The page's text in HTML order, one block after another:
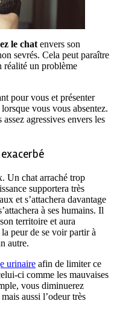
le chat envers son
sevrés. Cela peut paraître
réalité un problème
pour vous et présenter
vous vous absentez.
agressives envers les
Un chat arraché trop
supportera très
et s’attachera davantage
à ses humains. Il
territoire et aura
peur de se voir partir à
autre.
urinaire afin de limiter ce
ci comme les mauvaises
vous diminuerez
aussi l’odeur très